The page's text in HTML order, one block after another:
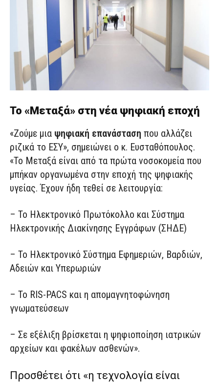
Το «Μεταξά» στη νέα ψηφιακή εποχή
«Ζούμε μια ψηφιακή επανάσταση που αλλάζει
ριζικά το ΕΣΥ», σημειώνει ο κ. Ευσταθόπουλος.
«Το Μεταξά είναι από τα πρώτα νοσοκομεία που
μπήκαν οργανωμένα στην εποχή της ψηφιακής
υγείας. Έχουν ήδη τεθεί σε λειτουργία:
– Το Ηλεκτρονικό Πρωτόκολλο και Σύστημα
Ηλεκτρονικής Διακίνησης Εγγράφων (ΣΗΔΕ)
– Το Ηλεκτρονικό Σύστημα Εφημεριών, Βαρδιών,
Αδειών και Υπερωριών
– Το RIS-PACS και η απομαγνητοφώνηση
γνωματεύσεων
– Σε εξέλιξη βρίσκεται η ψηφιοποίηση ιατρικών
αρχείων και φακέλων ασθενών».
Προσθέτει ότι «η τεχνολογία είναι